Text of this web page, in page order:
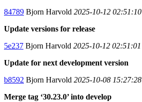
84789 Bjorn Harvold 2025-10-12 02:51:10
Update versions for release
5e237 Bjorn Harvold 2025-10-12 02:51:01
Update for next development version
b8592 Bjorn Harvold 2025-10-08 15:27:28
Merge tag ‘30.23.0’ into develop